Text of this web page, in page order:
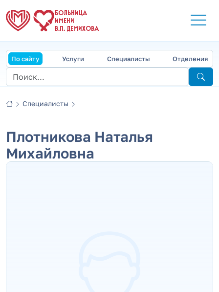
БОЛЬНИЦА
ИМЕНИ
В.П. ДЕМИХОВА
По сайту Услуги Специалисты Отделения
Специалисты
Плотникова Наталья
Михайловна